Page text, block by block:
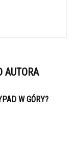
AUTORA
W GÓRY?